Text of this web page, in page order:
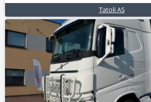
Tatoli AS